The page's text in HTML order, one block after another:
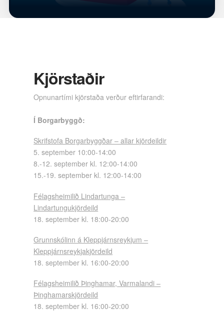
Kjörstaðir
Opnunartími kjörstaða verður eftirfarandi:
Í Borgarbyggð:
Skrifstofa Borgarbyggðar – allar kjördeildir
5. september 10:00-14:00
8.-12. september kl. 12:00-14:00
15.-19. september kl. 12:00-14:00
Félagsheimilið Lindartunga –
Lindartungukjördeild
18. september kl. 18:00-20:00
Grunnskólinn á Kleppjárnsreykjum –
Kleppjárnsreykjakjördeild
18. september kl. 16:00-20:00
Félagsheimilið Þinghamar, Varmalandi –
Þinghamarskjördeild
18. september kl. 16:00-20:00